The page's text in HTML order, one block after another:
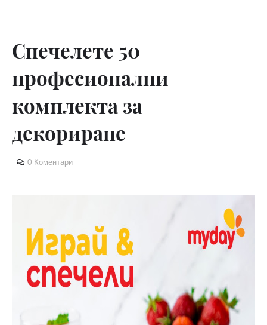
Спечелете 50
професионални
комплекта за
декориране
0 Коментари